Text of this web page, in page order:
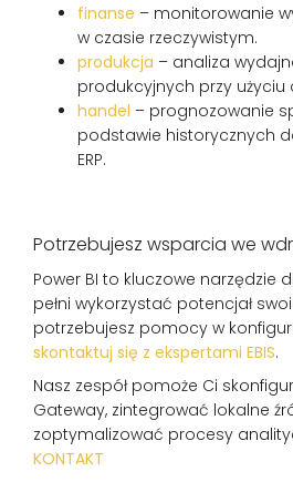
finanse – monitorowanie
w czasie rzeczywistym.
produkcja – analiza
produkcyjnych przy
handel – prognozowanie
podstawie historycznych
ERP.
Potrzebujesz wsparcia we
Power BI to kluczowe narzędzie
pełni wykorzystać potencjał
potrzebujesz pomocy w
skontaktuj się z ekspertami EBIS.
Nasz zespół pomoże Ci
Gateway, zintegrować lokalne
zoptymalizować procesy
KONTAKT